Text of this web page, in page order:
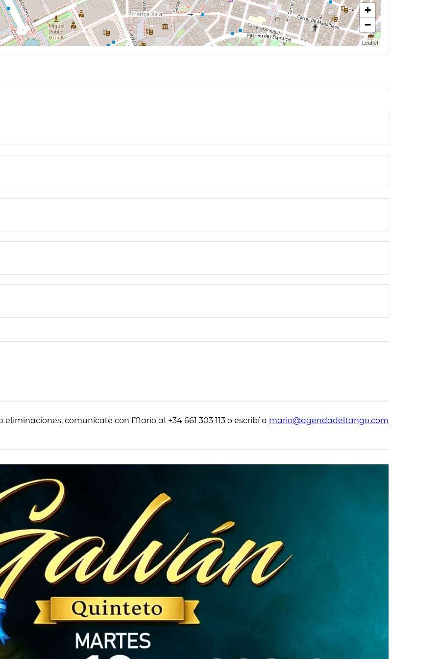
+
−
Leaflet
comunícate con Mario al +34 661 303 113 o escribí a mario@agendadeltango.com